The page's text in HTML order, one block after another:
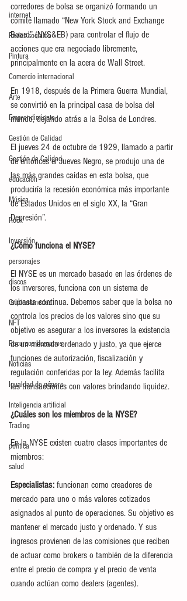
internet
Redes sociales
Pintura
Comercio internacional
Arte
Emprendimiento
Gestión de Calidad
Gestión de Calidad
educación
Música
Rock
Inversión
personajes
discos
Criptomonedas
NFT
Recursos Humanos
Noticias
Igualdad de género
Inteligencia artificial
Trading
política
salud
corredores de bolsa se organizó formando un
comité llamado “New York Stock and Exchange
Board” (NYS&EB) para controlar el flujo de
acciones que era negociado libremente,
principalmente en la acera de Wall Street.
En 1918, después de la Primera Guerra Mundial,
se convirtió en la principal casa de bolsa del
mundo, dejando atrás a la Bolsa de Londres.
El jueves 24 de octubre de 1929, llamado a partir
de entonces el Jueves Negro, se produjo una de
las más grandes caídas en esta bolsa, que
produciría la recesión económica más importante
de Estados Unidos en el siglo XX, la “Gran
Depresión”.
¿Cómo funciona el NYSE?
El NYSE es un mercado basado en las órdenes de
los inversores, funciona con un sistema de
subasta continua. Debemos saber que la bolsa no
controla los precios de los valores sino que su
objetivo es asegurar a los inversores la existencia
de un mercado ordenado y justo, ya que ejerce
funciones de autorización, fiscalización y
regulación conferidas por la ley. Además facilita
las transacciones con valores brindando liquidez.
¿Cuáles son los miembros de la NYSE?
En la NYSE existen cuatro clases importantes de
miembros:
Especialistas: funcionan como creadores de
mercado para uno o más valores cotizados
asignados al punto de operaciones. Su objetivo es
mantener el mercado justo y ordenado. Y sus
ingresos provienen de las comisiones que reciben
de actuar como brokers o también de la diferencia
entre el precio de compra y el precio de venta
cuando actúan como dealers (agentes).